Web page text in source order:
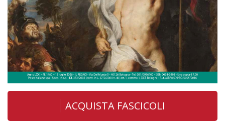
ACQUISTA FASCICOLI